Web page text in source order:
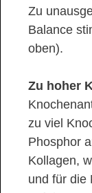
Zu
Balance
oben).
Zu hoher
zu viel
Phosphor
Kollagen,
und für die